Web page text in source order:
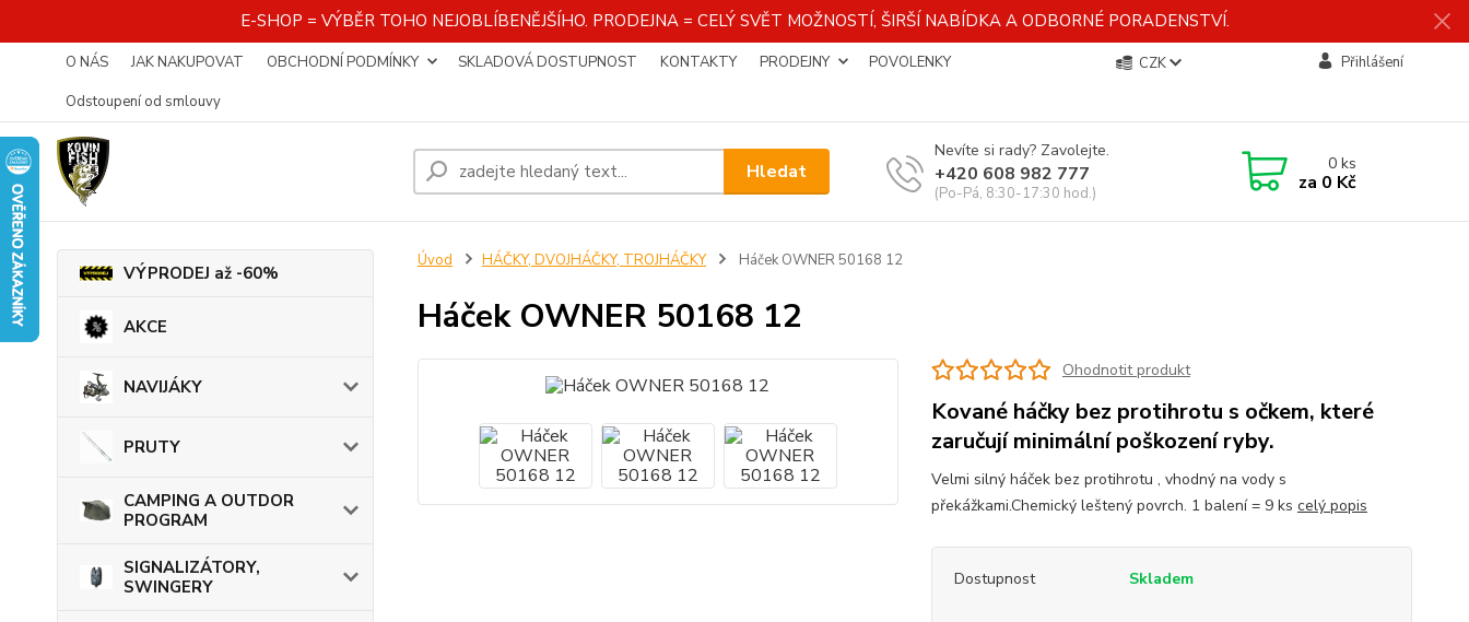
E-SHOP = VÝBĚR TOHO NEJOBLÍBENĚJŠÍHO. PRODEJNA = CELÝ SVĚT MOŽNOSTÍ, ŠIRŠÍ NABÍDKA A ODBORNÉ PORADENSTVÍ.
O NÁS JAK NAKUPOVAT OBCHODNÍ PODMÍNKY SKLADOVÁ DOSTUPNOST KONTAKTY PRODEJNY
POVOLENKY
Odstoupení od smlouvy
CZK Přihlášení
Hledat
Nevíte si rady? Zavolejte.
+420 608 982 777
(Po-Pá, 8:30-17:30 hod.)
0ks
za 0 Kč
VÝPRODEJ až -60%
AKCE
NAVIJÁKY
PRUTY
CAMPING A OUTDOR
PROGRAM
SIGNALIZÁTORY,
SWINGERY
Úvod HÁČKY, DVOJHÁČKY, TROJHÁČKY Háček OWNER 50168 12
Háček OWNER 50168 12
Ohodnotit produkt
Kované háčky bez protihrotu s očkem, které
zaručují minimální poškození ryby.
Velmi silný háček bez protihrotu , vhodný na vody s
překážkami.Chemický leštený povrch. 1 balení = 9 ks celý popis
Dostupnost Skladem